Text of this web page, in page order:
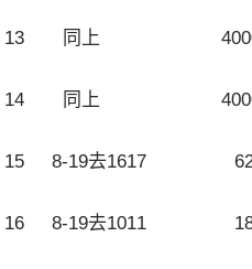
13 同上
14 同上
15 8-19去1617
16 8-19去1011